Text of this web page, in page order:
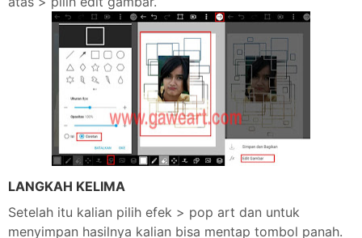
LANGKAH KELIMA
Setelah itu kalian pilih efek > pop art dan untuk
menyimpan hasilnya kalian bisa mentap tombol panah.